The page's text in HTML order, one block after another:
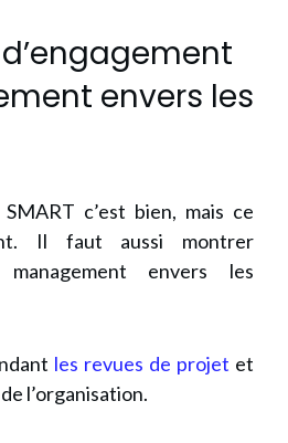
envers les
c’est bien, mais ce
Il faut aussi montrer
management envers les
les revues de projet et
l’organisation.